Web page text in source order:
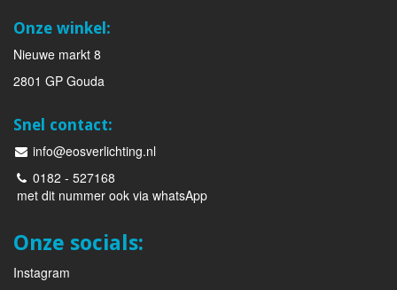
Onze winkel:
Nieuwe markt 8
2801 GP Gouda
Snel contact:
info@eosverlichting.nl
0182 - 527168
met dit nummer ook via whatsApp
Onze socials:
Instagram